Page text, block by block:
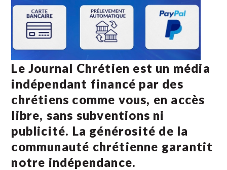
Le Journal Chrétien est un média
indépendant financé par des
chrétiens comme vous, en accès
libre, sans subventions ni
publicité. La générosité de la
communauté chrétienne garantit
notre indépendance.